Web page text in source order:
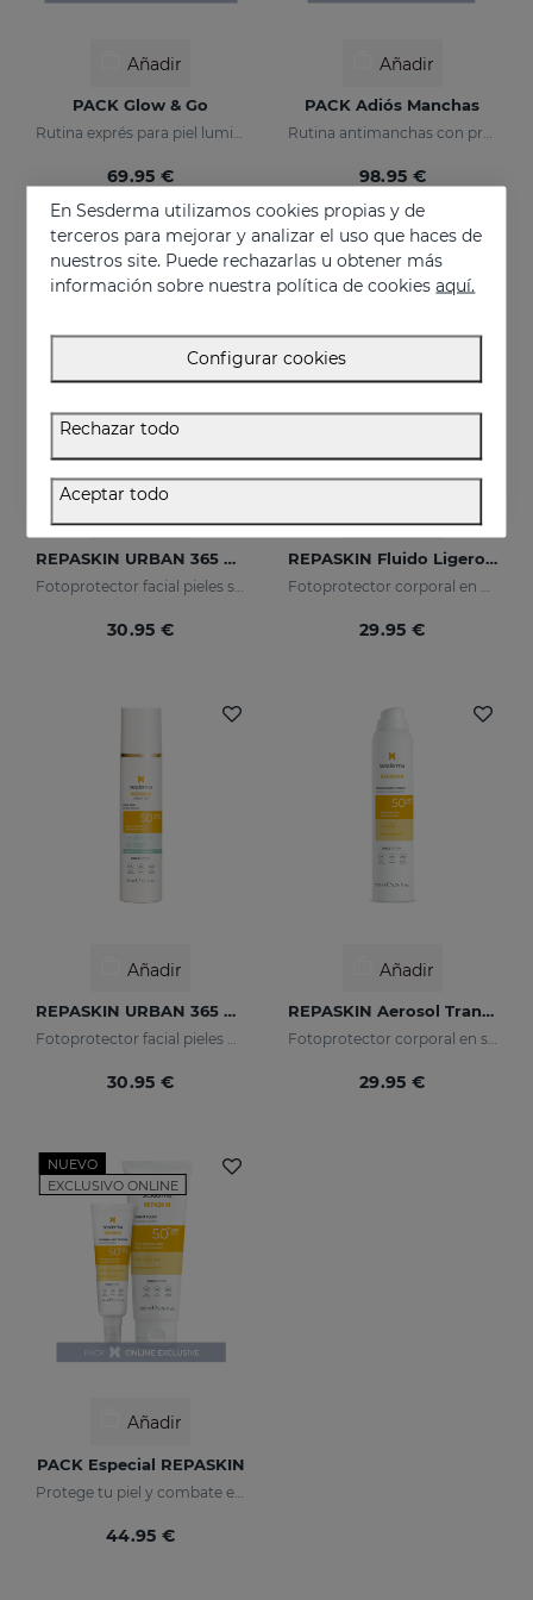
Añadir
PACK Glow & Go
Rutina exprés para piel luminosa y protegida
69.95 €
Añadir
PACK Adiós Manchas
Rutina antimanchas con protección solar
98.95 €
REPASKIN URBAN 365 Pieles Sensibles SPF50+
30.95 €
REPASKIN Fluido Ligero SPF50+
29.95 €
Añadir
REPASKIN URBAN 365 Pieles Grasas SPF50
Fotoprotector facial pieles grasas
30.95 €
Añadir
REPASKIN Aerosol Transparente SPF50
Fotoprotector corporal en spray
29.95 €
NUEVO
EXCLUSIVO ONLINE
Añadir
PACK Especial REPASKIN
44.95 €
En Sesderma utilizamos cookies propias y de
terceros para mejorar y analizar el uso que haces de
nuestros site. Puede rechazarlas u obtener más
información sobre nuestra política de cookiesaquí.
Configurar cookies
Rechazar todo
Aceptar todo